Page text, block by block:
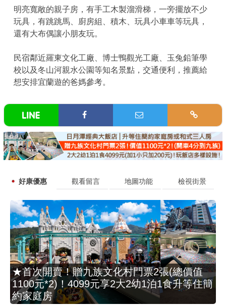
明亮寬敞的親子房，有手工木製溜滑梯，一旁擺放不少
玩具，有跳跳馬、廚房組、積木、玩具小車車等玩具，
還有大布偶讓小朋友玩。
民宿鄰近羅東文化工廠、博士鴨觀光工廠、玉兔鉛筆學
校以及冬山河親水公園等知名景點，交通便利，推薦給
想安排宜蘭遊的爸媽參考。
好康優惠 觀看留言 地圖功能 檢視街景
★首次開賣！贈九族文化村門票2張(總價值
1100元*2)！4099元享2大2幼1泊1食升等住簡
約家庭房